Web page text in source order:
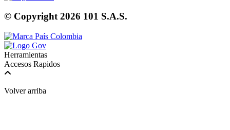
© Copyright2026 101 S.A.S.
Herramientas
Accesos Rapidos
Volver arriba